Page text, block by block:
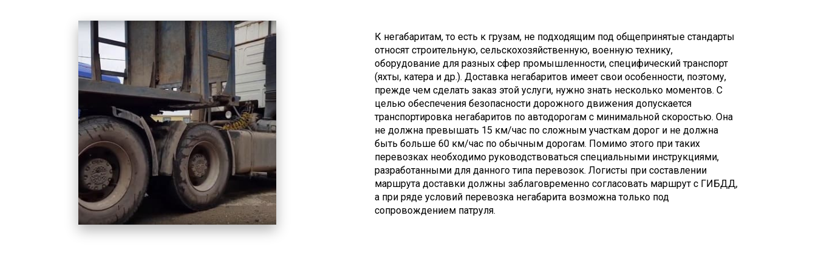
К негабаритам, то есть к грузам, не подходящим под общепринятые стандарты
относят строительную, сельскохозяйственную, военную технику,
оборудование для разных сфер промышленности, специфический транспорт
(яхты, катера и др.). Доставка негабаритов имеет свои особенности, поэтому,
прежде чем сделать заказ этой услуги, нужно знать несколько моментов. С
целью обеспечения безопасности дорожного движения допускается
транспортировка негабаритов по автодорогам с минимальной скоростью. Она
не должна превышать 15 км/час по сложным участкам дорог и не должна
быть больше 60 км/час по обычным дорогам. Помимо этого при таких
перевозках необходимо руководствоваться специальными инструкциями,
разработанными для данного типа перевозок. Логисты при составлении
маршрута доставки должны заблаговременно согласовать маршрут с ГИБДД,
а при ряде условий перевозка негабарита возможна только под
сопровождением патруля.